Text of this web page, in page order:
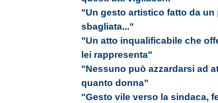
"Un gesto artistico fatto da
sbagliata..."
"Un atto inqualificabile che
lei rappresenta"
"Nessuno può azzardarsi ad
quanto donna"
"Gesto vile verso la sindaca,